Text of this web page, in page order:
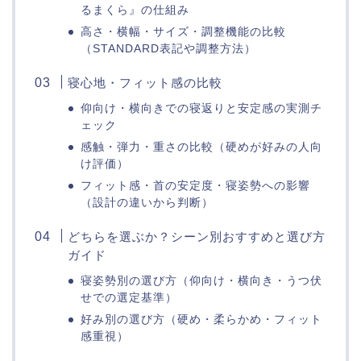
るまくら』の仕組み
高さ・横幅・サイズ・調整機能の比較
（STANDARD表記や調整方法）
寝心地・フィット感の比較
仰向け・横向きでの寝返りと安定感の実測チ
ェック
感触・弾力・重さの比較（硬めが好みの人向
け評価）
フィット感・首の安定度・寝姿勢への影響
（設計の違いから判断）
どちらを選ぶか？シーン別おすすめと選び方
ガイド
寝姿勢別の選び方（仰向け・横向き・うつ伏
せでの選定基準）
好み別の選び方（硬め・柔らかめ・フィット
感重視）